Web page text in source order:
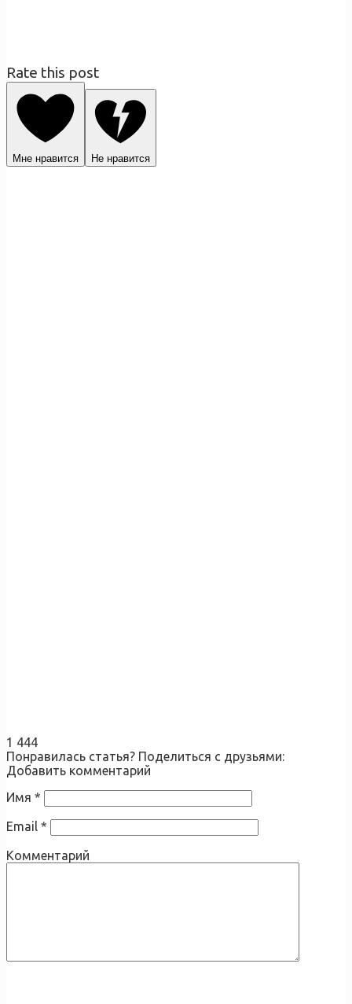
Rate this post
Мне нравится Не нравится
1 444
Понравилась статья? Поделиться с друзьями:
Добавить комментарий
Имя *
Email *
Комментарий